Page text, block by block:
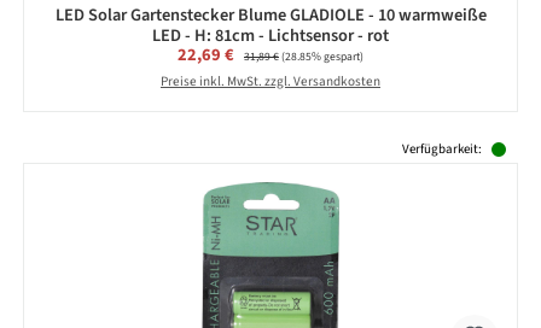
LED Solar Gartenstecker Blume GLADIOLE - 10 warmweiße
LED - H: 81cm - Lichtsensor - rot
Verkaufspreis:
22,69 € Regulärer Preis:
31,89 €(28.85% gespart)
Preise inkl. MwSt. zzgl. Versandkosten
Verfügbarkeit: